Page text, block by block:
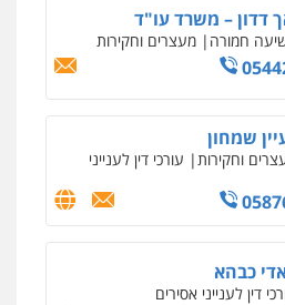
שרון
מעצרים וחקירות
קריטי
אלימות סמים מעצרים
דדון – משרד עו"ד
חמורה מעצרים וחקירות
שמחון
וחקירות עורכי דין לענייני
כבהא
דין לענייני אסירים
חדשה